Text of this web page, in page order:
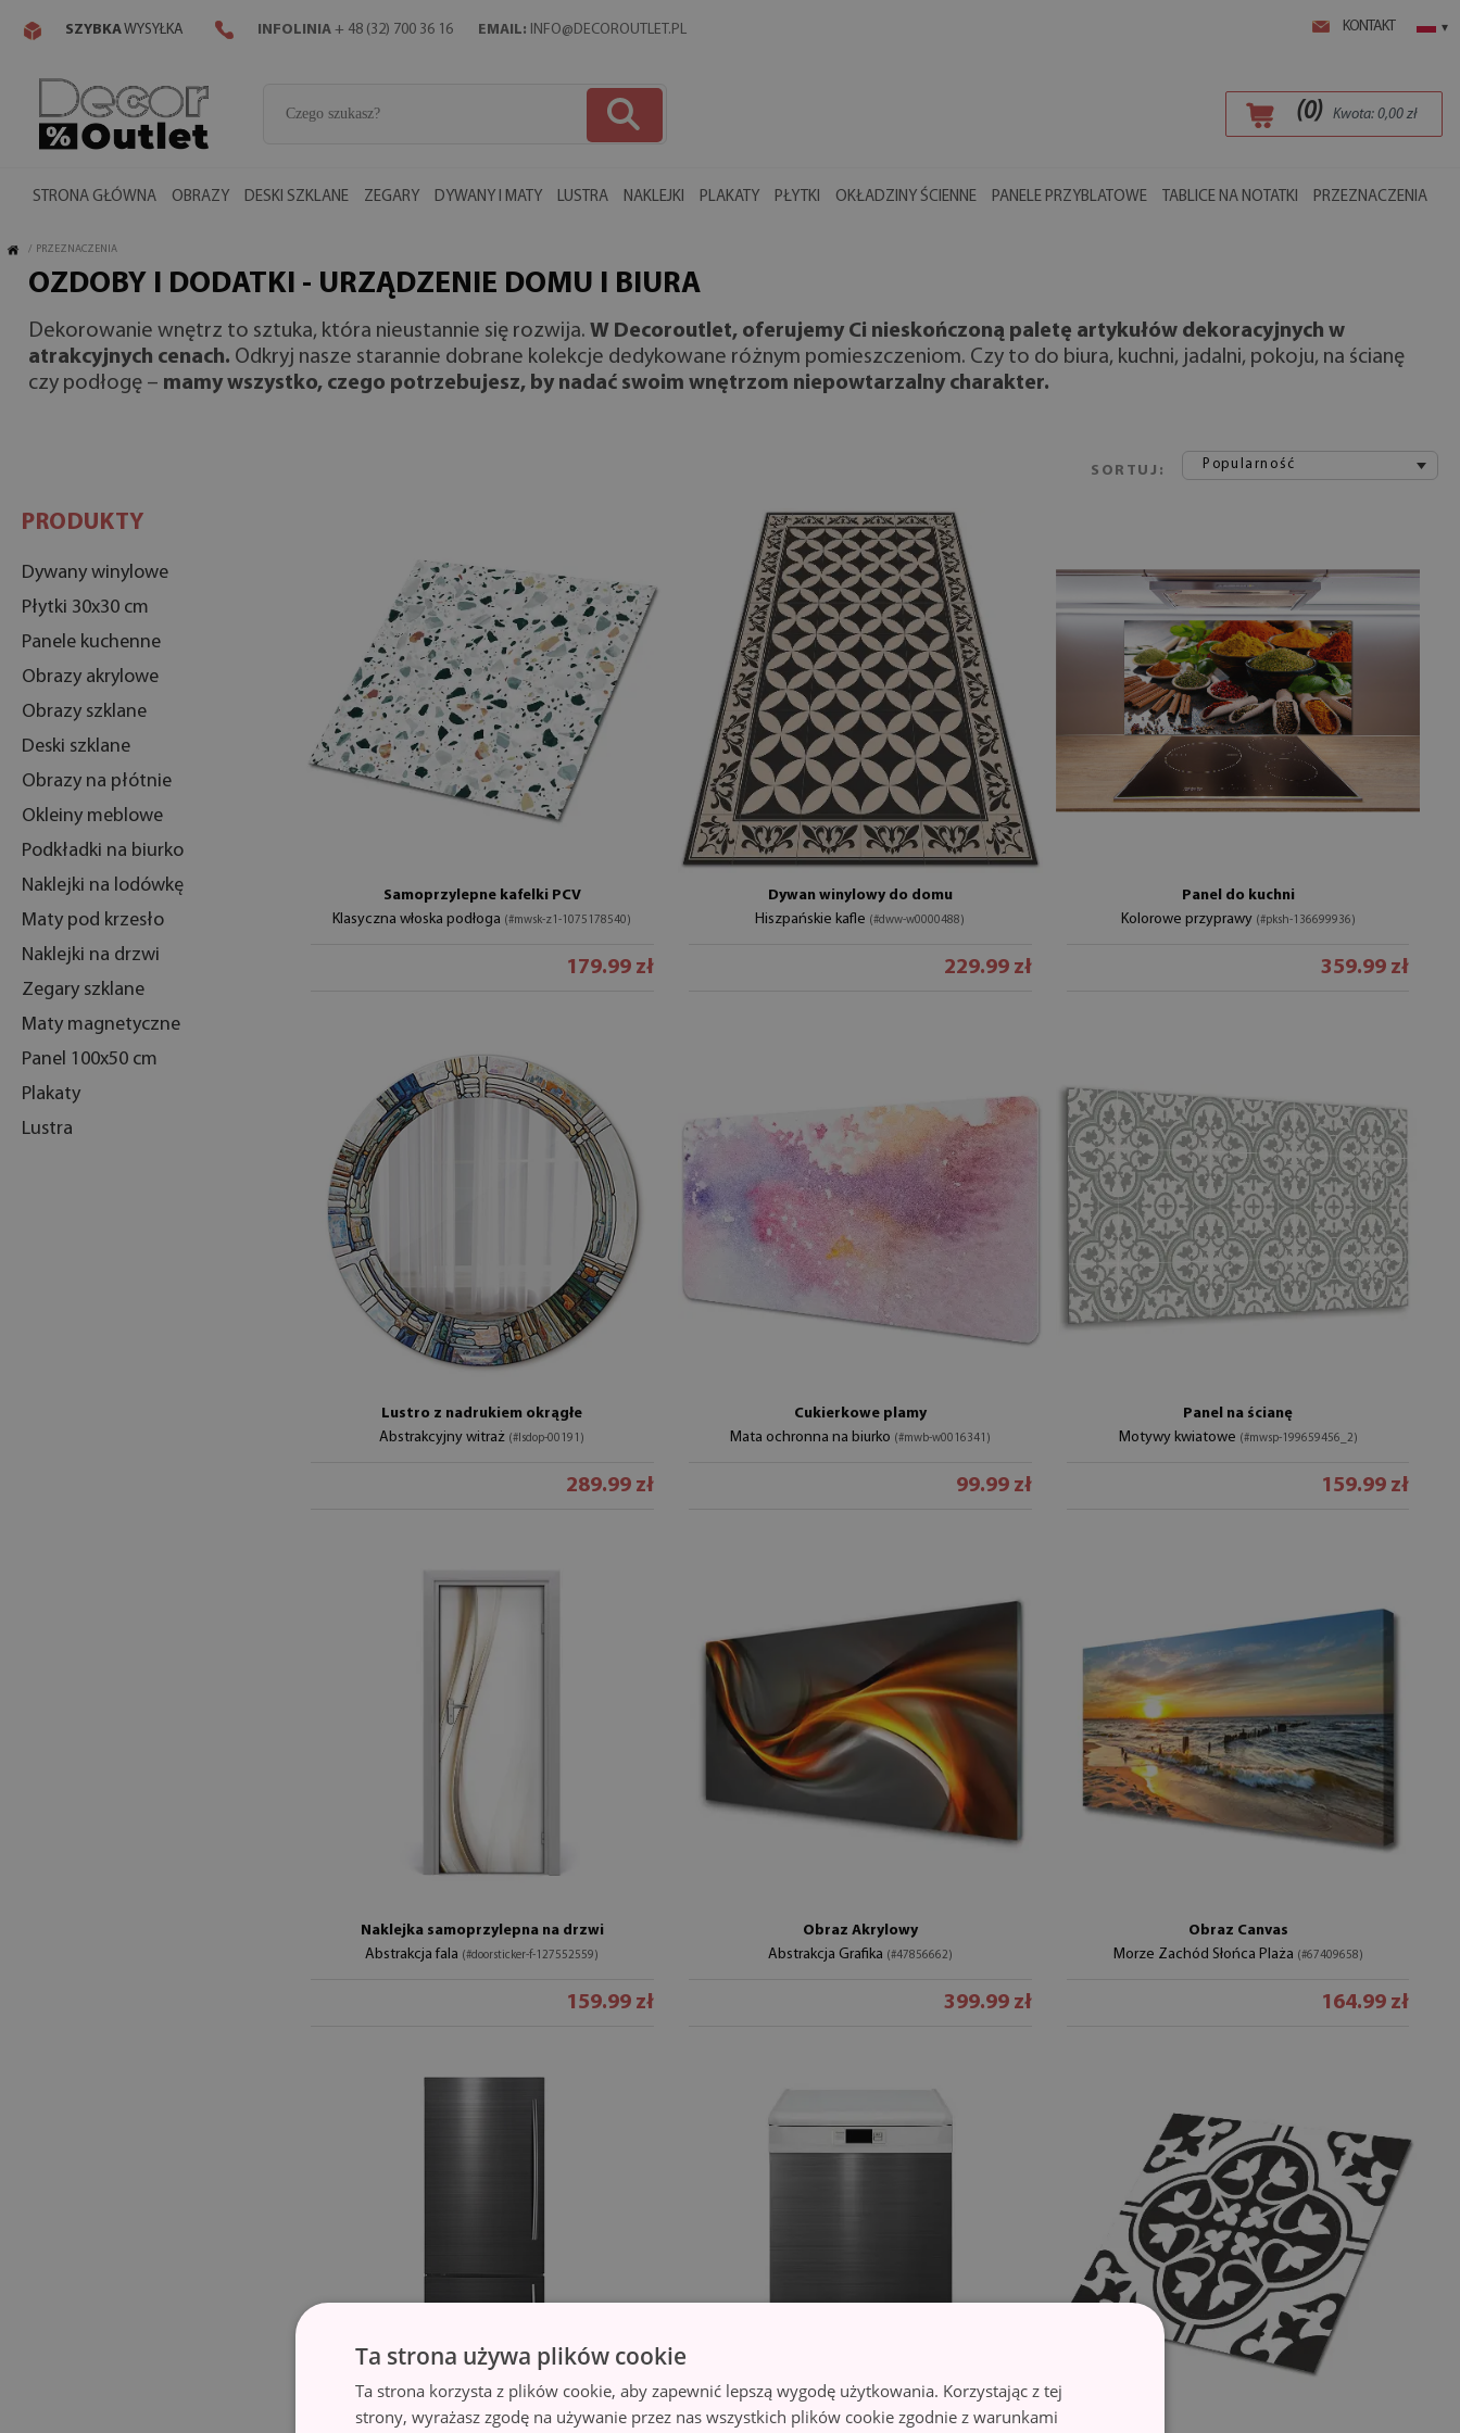
KONTAKT ▾
SZYBKAWYSYŁKA INFOLINIA + 48 (32) 700 36 16 EMAIL: INFO@DECOROUTLET.PL
(0) Kwota: 0,00zł
STRONA GŁÓWNA OBRAZY DESKI SZKLANE ZEGARY DYWANY I MATY LUSTRA NAKLEJKI PLAKATY PŁYTKI OKŁADZINY ŚCIENNE PANELE PRZYBLATOWE TABLICE NA NOTATKI PRZEZNACZENIA
/ PRZEZNACZENIA
OZDOBY I DODATKI - URZĄDZENIE DOMU I BIURA
Dekorowanie wnętrz to sztuka, która nieustannie się rozwija. W Decoroutlet, oferujemy Ci nieskończoną paletę artykułów dekoracyjnych w
atrakcyjnych cenach. Odkryj nasze starannie dobrane kolekcje dedykowane różnym pomieszczeniom. Czy to do biura, kuchni, jadalni, pokoju, na ścianę
czy podłogę – mamy wszystko, czego potrzebujesz, by nadać swoim wnętrzom niepowtarzalny charakter.
PRODUKTY
Dywany winylowe
Płytki 30x30 cm
Panele kuchenne
Obrazy akrylowe
Obrazy szklane
Deski szklane
Obrazy na płótnie
Okleiny meblowe
Podkładki na biurko
Naklejki na lodówkę
Maty pod krzesło
Naklejki na drzwi
Zegary szklane
Maty magnetyczne
Panel 100x50 cm
Plakaty
Lustra
SORTUJ: Popularność
Samoprzylepne kafelki PCV
Klasyczna włoska podłoga (#mwsk-z1-1075178540)
179.99 zł
Dywan winylowy do domu
Hiszpańskie kafle (#dww-w0000488)
229.99 zł
Panel do kuchni
Kolorowe przyprawy (#pksh-136699936)
359.99 zł
Lustro z nadrukiem okrągłe
Abstrakcyjny witraż (#lsdop-00191)
289.99 zł
Cukierkowe plamy
Mata ochronna na biurko (#mwb-w0016341)
99.99 zł
Panel na ścianę
Motywy kwiatowe (#mwsp-199659456_2)
159.99 zł
Naklejka samoprzylepna na drzwi
Abstrakcja fala (#doorsticker-f-127552559)
159.99 zł
Obraz Akrylowy
Abstrakcja Grafika (#47856662)
399.99 zł
Obraz Canvas
Morze Zachód Słońca Plaża (#67409658)
164.99 zł
Ta strona używa plików cookie
Ta strona korzysta z plików cookie, aby zapewnić lepszą wygodę użytkowania. Korzystając z tej
strony, wyrażasz zgodę na używanie przez nas wszystkich plików cookie zgodnie z warunkami